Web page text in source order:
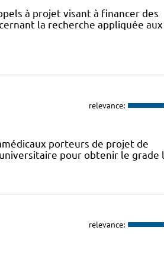
à projet visant à financer des
la recherche appliquée aux
relevance:
porteurs de projet de
pour obtenir le grade
relevance: